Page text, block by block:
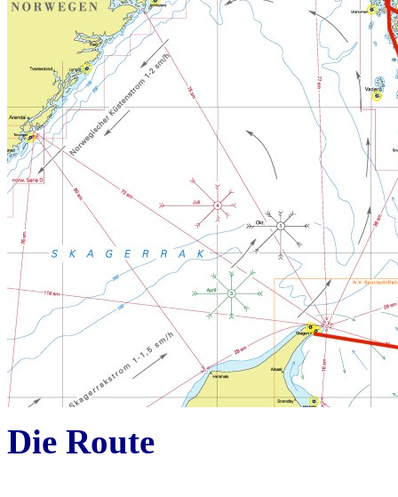
Die Route